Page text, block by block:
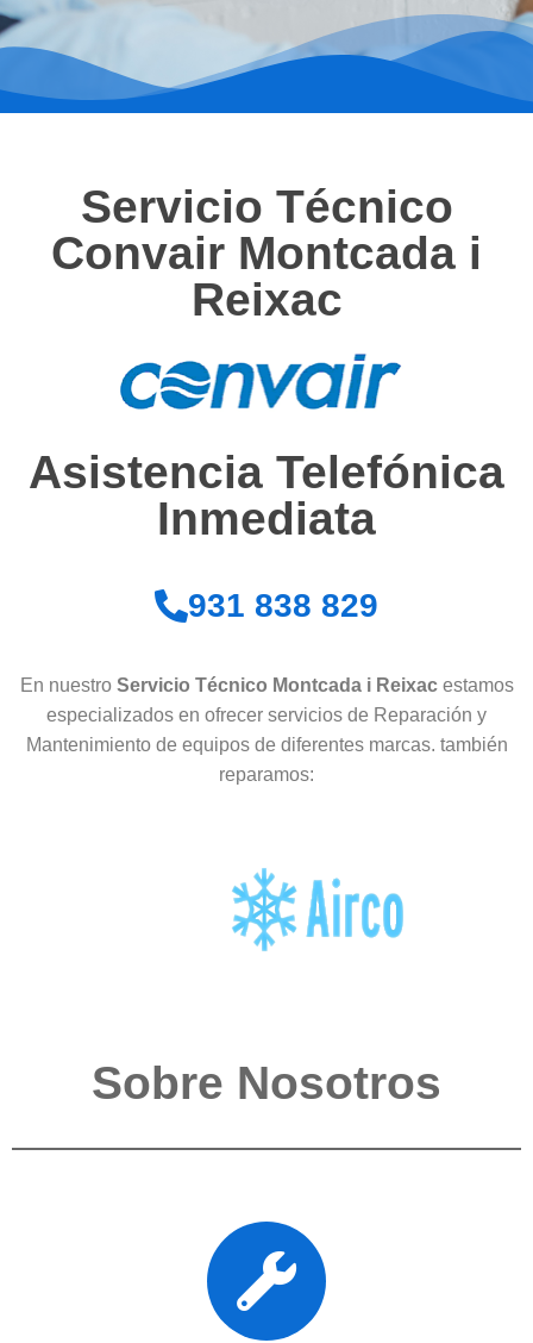
Servicio Técnico
Convair Montcada i
Reixac
Asistencia Telefónica
Inmediata
931 838 829
En nuestro Servicio Técnico Montcada i Reixacestamos
especializados en ofrecer servicios de Reparación y
Mantenimiento de equipos de diferentes marcas. también
reparamos:
Sobre Nosotros